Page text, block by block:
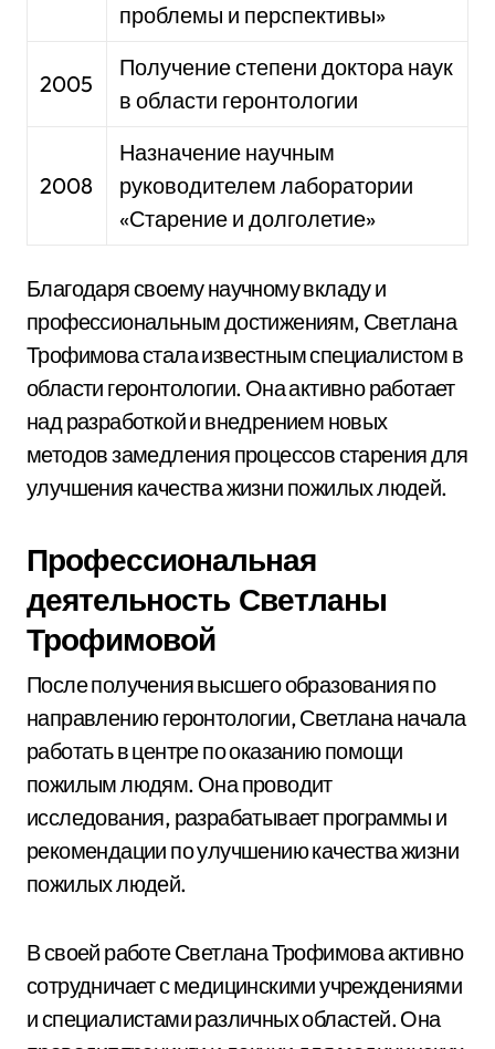
проблемы и перспективы»
2005
Получение степени доктора наук
в области геронтологии
2008
Назначение научным
руководителем лаборатории
«Старение и долголетие»
Благодаря своему научному вкладу и
профессиональным достижениям, Светлана
Трофимова стала известным специалистом в
области геронтологии. Она активно работает
над разработкой и внедрением новых
методов замедления процессов старения для
улучшения качества жизни пожилых людей.
Профессиональная
деятельность Светланы
Трофимовой
После получения высшего образования по
направлению геронтологии, Светлана начала
работать в центре по оказанию помощи
пожилым людям. Она проводит
исследования, разрабатывает программы и
рекомендации по улучшению качества жизни
пожилых людей.
В своей работе Светлана Трофимова активно
сотрудничает с медицинскими учреждениями
и специалистами различных областей. Она